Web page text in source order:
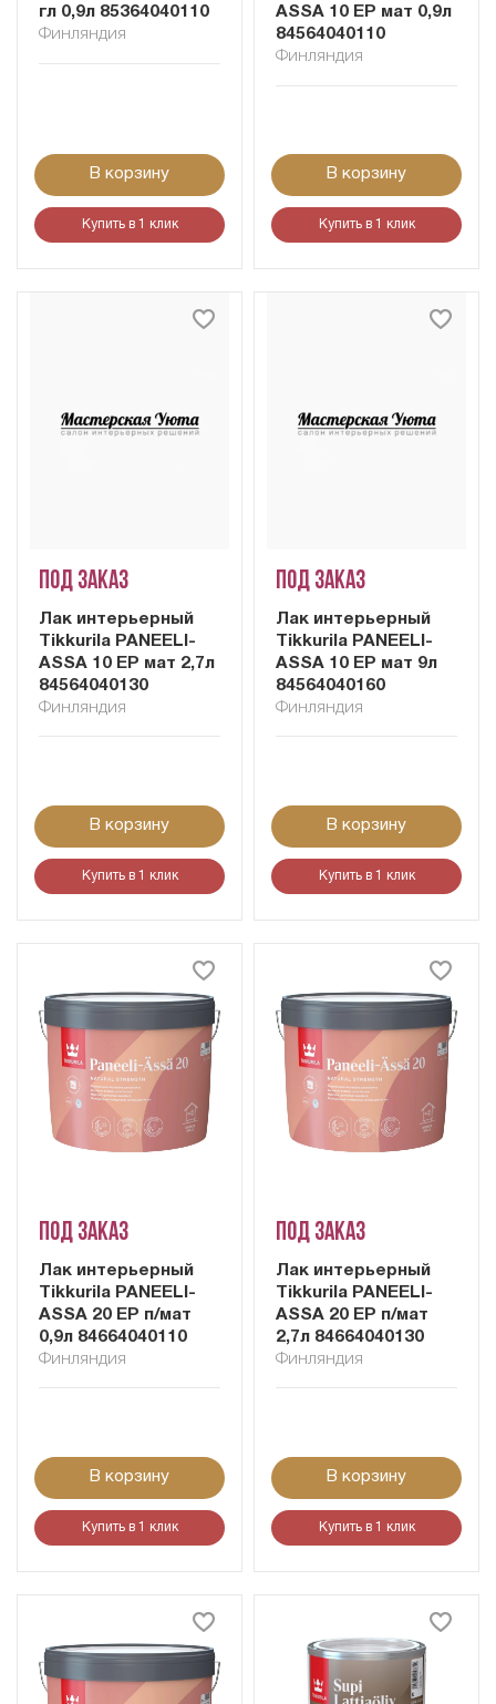
гл 0,9л 85364040110
Финляндия
В корзину
Купить в 1 клик
ASSA 10 EP мат 0,9л
84564040110
Финляндия
В корзину
Купить в 1 клик
Под заказ
Лак интерьерный
Tikkurila PANEELI-
ASSA 10 EP мат 2,7л
84564040130
Финляндия
В корзину
Купить в 1 клик
Под заказ
Лак интерьерный
Tikkurila PANEELI-
ASSA 10 EP мат 9л
84564040160
Финляндия
В корзину
Купить в 1 клик
Под заказ
Лак интерьерный
Tikkurila PANEELI-
ASSA 20 EP п/мат
0,9л 84664040110
Финляндия
В корзину
Купить в 1 клик
Под заказ
Лак интерьерный
Tikkurila PANEELI-
ASSA 20 EP п/мат
2,7л 84664040130
Финляндия
В корзину
Купить в 1 клик